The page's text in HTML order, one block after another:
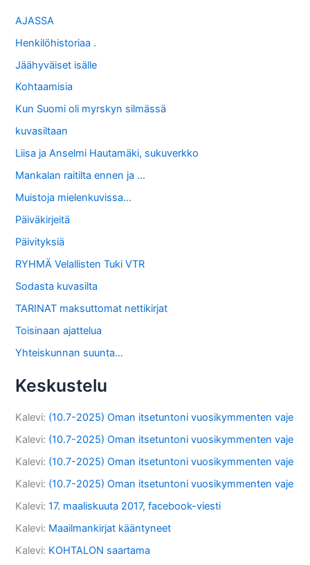
AJASSA
Henkilöhistoriaa .
Jäähyväiset isälle
Kohtaamisia
Kun Suomi oli myrskyn silmässä
kuvasiltaan
Liisa ja Anselmi Hautamäki, sukuverkko
Mankalan raitilta ennen ja …
Muistoja mielenkuvissa…
Päiväkirjeitä
Päivityksiä
RYHMÄ Velallisten Tuki VTR
Sodasta kuvasilta
TARINAT maksuttomat nettikirjat
Toisinaan ajattelua
Yhteiskunnan suunta…
Keskustelu
Kalevi: (10.7-2025) Oman itsetuntoni vuosikymmenten vaje
Kalevi: (10.7-2025) Oman itsetuntoni vuosikymmenten vaje
Kalevi: (10.7-2025) Oman itsetuntoni vuosikymmenten vaje
Kalevi: (10.7-2025) Oman itsetuntoni vuosikymmenten vaje
Kalevi:17. maaliskuuta 2017, facebook-viesti
Kalevi: Maailmankirjat kääntyneet
Kalevi: KOHTALON saartama